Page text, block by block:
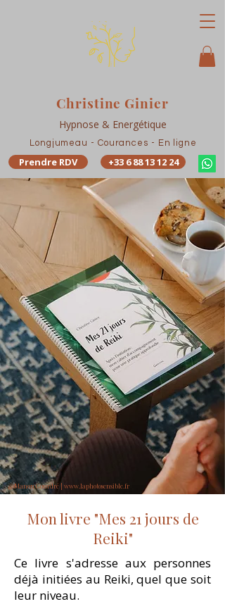
Christine Ginier
Hypnose & Energétique
Longjumeau - Courances - En ligne
Prendre RDV +33 6 88 13 12 24
@Manon Gourdré | www.laphotosensible.fr
Mon livre "Mes 21 jours de
Reiki"
Ce livre s'adresse aux personnes
déjà initiées au Reiki, quel que soit
leur niveau.